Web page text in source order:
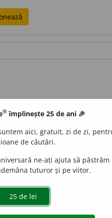
pare... a fi o lucrare inutilă,
aceasta era dureros de
® împlinește 25 de ani 🎉
aici, gratuit, zi de zi,
de căutări.
ne-ați ajuta să păstrăm
tuturor și pe viitor.